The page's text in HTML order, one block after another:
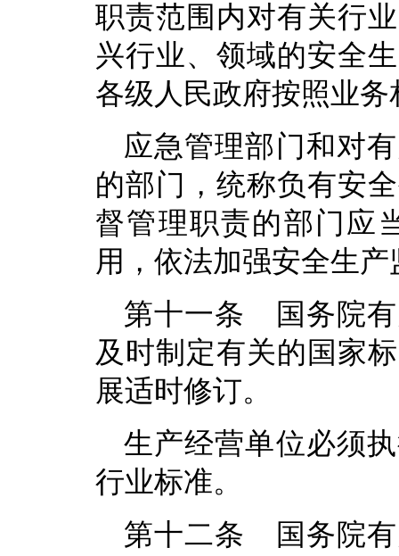
职责范围内对有关行
兴行业、领域的安全
各级人民政府按照业
应急管理部门和对
的部门，统称负有安
督管理职责的部门应
用，依法加强安全生
第十一条 国务院有
及时制定有关的国家
展适时修订。
生产经营单位必须
行业标准。
第十二条 国务院有